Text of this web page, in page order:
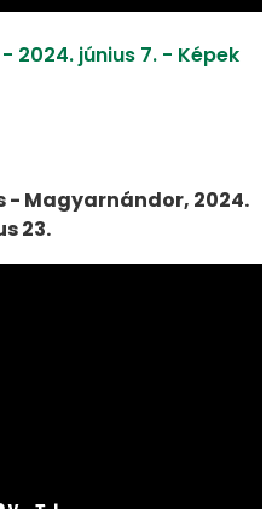
2024. június 7. - Képek
Magyarnándor, 2024.
23.